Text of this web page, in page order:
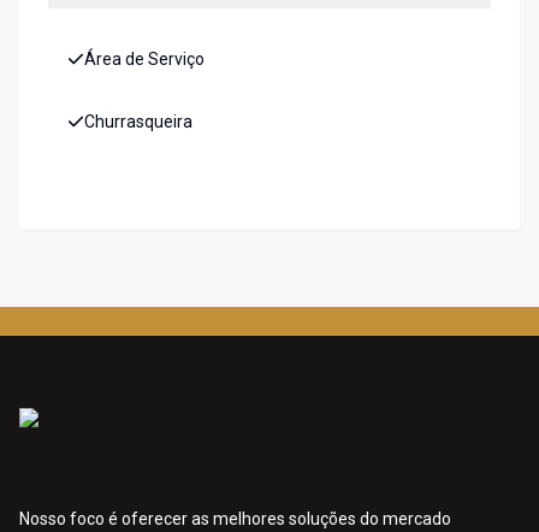
Área de Serviço
Churrasqueira
Nosso foco é oferecer as melhores soluções do mercado